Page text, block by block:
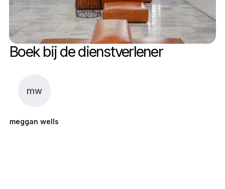
Boek bij de dienstverlener
mw
meggan wells